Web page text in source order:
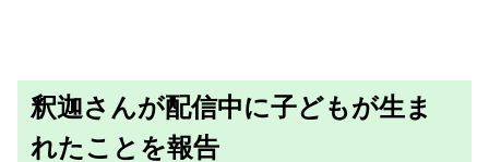
釈迦さんが配信中に子どもが生ま
れたことを報告